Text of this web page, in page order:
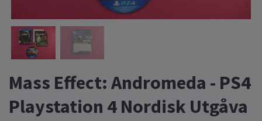
Mass Effect: Andromeda - PS4
Playstation 4 Nordisk Utgåva